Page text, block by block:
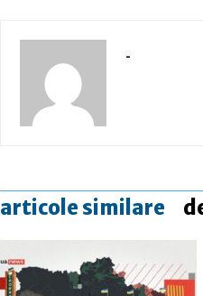
-
articole similare